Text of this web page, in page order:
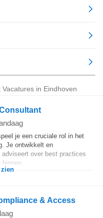
in Eindhoven
je een cruciale rol in het
Je ontwikkelt en
over best practices
zien
& Access